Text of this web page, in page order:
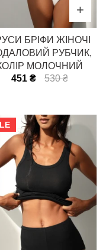
БРІФИ ЖІНОЧІ
РУБЧИК,
МОЛОЧНИЙ
451 ₴
530 ₴